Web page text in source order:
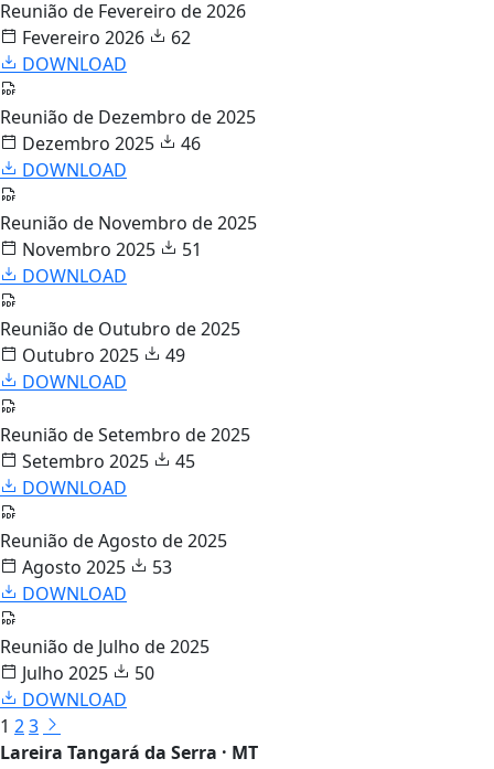
Reunião de Fevereiro de 2026
Fevereiro 2026
62
DOWNLOAD
Reunião de Dezembro de 2025
Dezembro 2025
46
DOWNLOAD
Reunião de Novembro de 2025
Novembro 2025
51
DOWNLOAD
Reunião de Outubro de 2025
Outubro 2025
49
DOWNLOAD
Reunião de Setembro de 2025
Setembro 2025
45
DOWNLOAD
Reunião de Agosto de 2025
Agosto 2025
53
DOWNLOAD
Reunião de Julho de 2025
Julho 2025
50
DOWNLOAD
1 23
Lareira Tangará da Serra · MT